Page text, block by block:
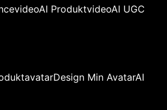
AI ProduktvideoAI UGC
Design Min AvatarAI